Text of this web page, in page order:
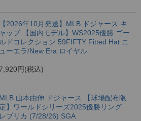
【2026年10月発送】MLB ドジャース キ
ャップ 【国内モデル】WS2025優勝 ゴー
ルドコレクション 59FIFTY Fitted Hat ニ
ューエラ/New Era ロイヤル
円 (税込)
MLB 山本由伸 ドジャース 【球場配布限
定】ワールドシリーズ2025優勝リング
レプリカ (7/28/26) SGA